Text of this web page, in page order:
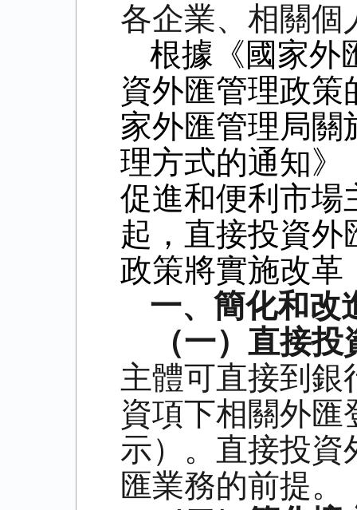
各企業、相關個
根據《國家外
資外匯管理政策
家外匯管理局關
理方式的通知》
促進和便利市場
起，直接投資外
政策將實施改革
一、簡化和改
（一）直接
主體可直接到銀
資項下相關外匯
示）。直接投資
匯業務的前提。